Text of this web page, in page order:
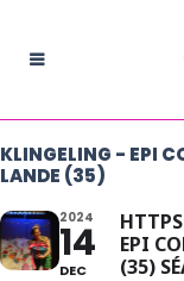
KLINGELING - EPI
LANDE (35)
2024
14
DEC
EPI
(35)